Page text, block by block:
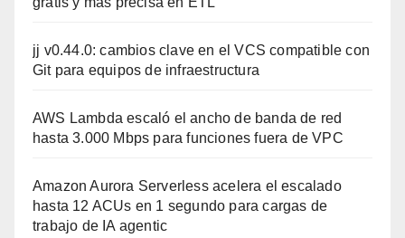
jj v0.44.0: cambios clave en el VCS compatible con
Git para equipos de infraestructura
AWS Lambda escaló el ancho de banda de red
hasta 3.000 Mbps para funciones fuera de VPC
Amazon Aurora Serverless acelera el escalado
hasta 12 ACUs en 1 segundo para cargas de
trabajo de IA agentic